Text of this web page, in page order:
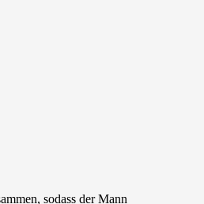
sodass der Mann